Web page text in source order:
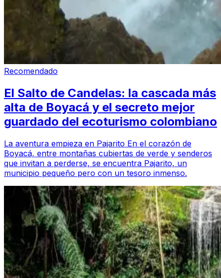
Recomendado
El Salto de Candelas: la cascada más
alta de Boyacá y el secreto mejor
guardado del ecoturismo colombiano
La aventura empieza en Pajarito En el corazón de
Boyacá, entre montañas cubiertas de verde y senderos
que invitan a perderse, se encuentra Pajarito, un
municipio pequeño pero con un tesoro inmenso.